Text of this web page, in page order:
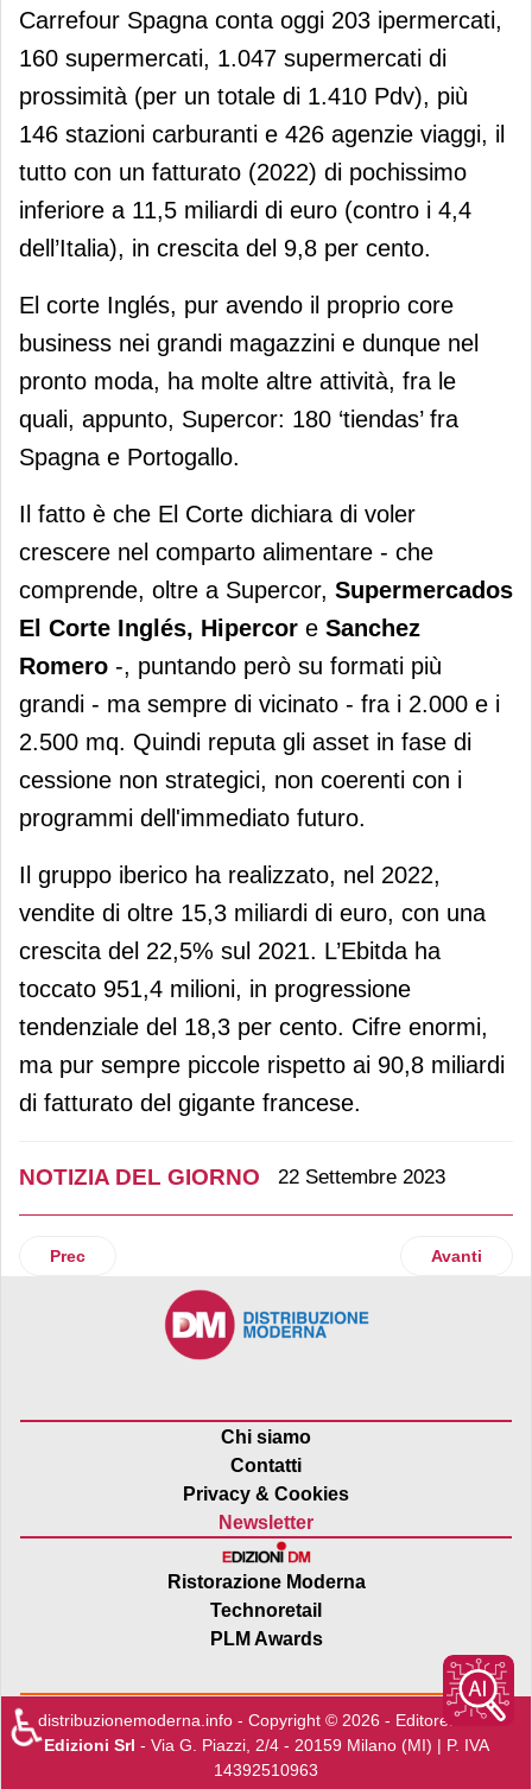
Carrefour Spagna conta oggi 203 ipermercati,
160 supermercati, 1.047 supermercati di
prossimità (per un totale di 1.410 Pdv), più
146 stazioni carburanti e 426 agenzie viaggi, il
tutto con un fatturato (2022) di pochissimo
inferiore a 11,5 miliardi di euro (contro i 4,4
dell’Italia), in crescita del 9,8 per cento.
El corte Inglés, pur avendo il proprio core
business nei grandi magazzini e dunque nel
pronto moda, ha molte altre attività, fra le
quali, appunto, Supercor: 180 ‘tiendas’ fra
Spagna e Portogallo.
Il fatto è che El Corte dichiara di voler
crescere nel comparto alimentare - che
comprende, oltre a Supercor, Supermercados
El Corte Inglés, Hipercor e Sanchez
Romero -, puntando però su formati più
grandi - ma sempre di vicinato - fra i 2.000 e i
2.500 mq. Quindi reputa gli asset in fase di
cessione non strategici, non coerenti con i
programmi dell'immediato futuro.
Il gruppo iberico ha realizzato, nel 2022,
vendite di oltre 15,3 miliardi di euro, con una
crescita del 22,5% sul 2021. L’Ebitda ha
toccato 951,4 milioni, in progressione
tendenziale del 18,3 per cento. Cifre enormi,
ma pur sempre piccole rispetto ai 90,8 miliardi
di fatturato del gigante francese.
NOTIZIA DEL GIORNO 22 Settembre 2023
Articolo precedente: Seconda metamorfosi per Fico: ci
Prec Articolo
Avanti
Chi siamo
Contatti
Privacy & Cookies
Newsletter
Ristorazione Moderna
Technoretail
PLM Awards
distribuzionemoderna.info - Copyright © 2026 - Editore:Edra
Edizioni Srl - Via G. Piazzi, 2/4 - 20159 Milano (MI) | P. IVA
14392510963